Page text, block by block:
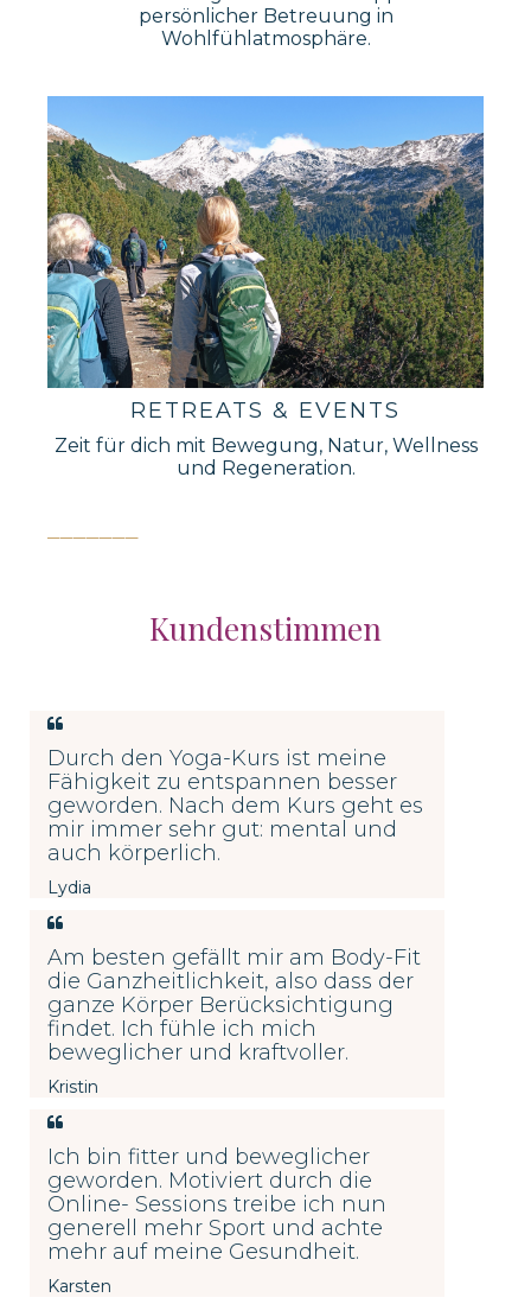
persönlicher Betreuung in
Wohlfühlatmosphäre.
RETREATS & EVENTS
Zeit für dich mit Bewegung, Natur, Wellness
und Regeneration.
Kundenstimmen
Durch den Yoga-Kurs ist meine
Fähigkeit zu entspannen besser
geworden. Nach dem Kurs geht es
mir immer sehr gut: mental und
auch körperlich.
Lydia
Am besten gefällt mir am Body-Fit
die Ganzheitlichkeit, also dass der
ganze Körper Berücksichtigung
findet. Ich fühle ich mich
beweglicher und kraftvoller.
Kristin
Ich bin fitter und beweglicher
geworden. Motiviert durch die
Online- Sessions treibe ich nun
generell mehr Sport und achte
mehr auf meine Gesundheit.
Karsten